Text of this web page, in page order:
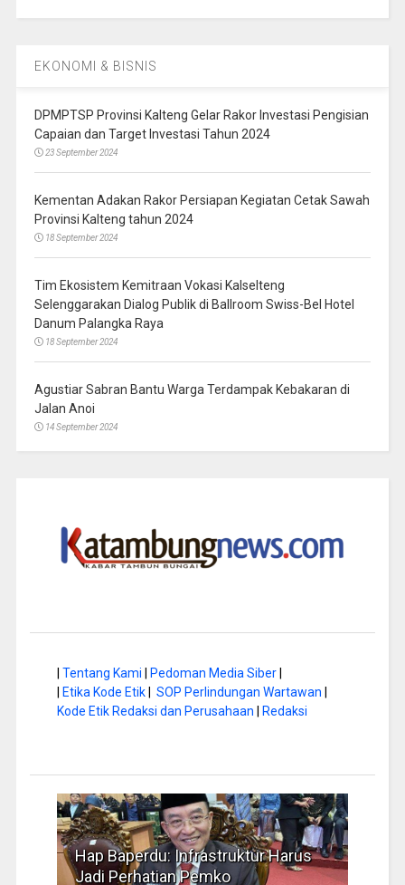
EKONOMI & BISNIS
DPMPTSP Provinsi Kalteng Gelar Rakor Investasi Pengisian
Capaian dan Target Investasi Tahun 2024
23 September 2024
Kementan Adakan Rakor Persiapan Kegiatan Cetak Sawah
Provinsi Kalteng tahun 2024
18 September 2024
Tim Ekosistem Kemitraan Vokasi Kalselteng
Selenggarakan Dialog Publik di Ballroom Swiss-Bel Hotel
Danum Palangka Raya
18 September 2024
Agustiar Sabran Bantu Warga Terdampak Kebakaran di
Jalan Anoi
14 September 2024
| Tentang Kami | Pedoman Media Siber|
| Etika Kode Etik| SOP Perlindungan Wartawan |
Kode Etik Redaksi dan Perusahaan | Redaksi
Musim Kemarau, DPRD Dorong
Pengelolaan Sampah yang Aman